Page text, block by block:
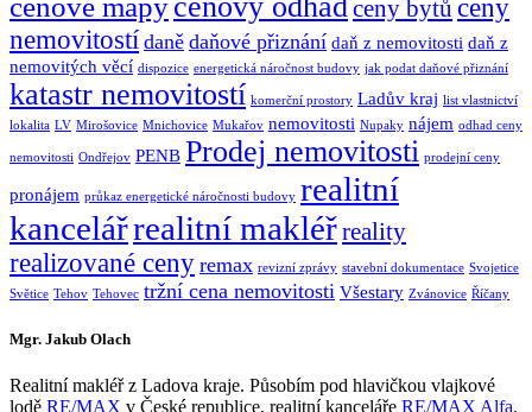
cenové mapy ceny bytů ceny
nemovitostí daně daňové přiznání daň z nemovitosti daň z
nemovitých věcí dispozice energetická náročnost budovy jak podat daňové přiznání
katastr nemovitostí komerční prostory Ladův kraj list vlastnictví
lokalita LV Mirošovice Mnichovice Mukařov nemovitosti Nupaky nájem odhad ceny
nemovitosti Ondřejov PENB Prodej nemovitosti prodejní ceny
pronájem průkaz energetické náročnosti budovy realitní
kancelářrealitní makléřreality
realizované ceny remax revizní zprávy stavební dokumentace Svojetice
Světice Tehov Tehovec tržní cena nemovitosti Všestary Zvánovice Říčany
Mgr. Jakub Olach
Realitní makléř z Ladova kraje. Působím pod hlavičkou vlajkové
lodě RE/MAX v České republice, realitní kanceláře RE/MAX Alfa.